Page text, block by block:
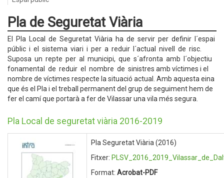
Pla de Seguretat Viària
El Pla Local de Seguretat Viària ha de servir per definir l´espai
públic i el sistema viari i per a reduir l´actual nivell de risc.
Suposa un repte per al municipi, que s´afronta amb l´objectiu
fonamental de reduir el nombre de sinistres amb víctimes i el
nombre de víctimes respecte la situació actual. Amb aquesta eina
que és el Pla i el treball permanent del grup de seguiment hem de
fer el camí que portarà a fer de Vilassar una vila més segura.
Pla Local de seguretat viària 2016-2019
Pla Seguretat Viària (2016)
Fitxer:
Format: Acrobat-PDF